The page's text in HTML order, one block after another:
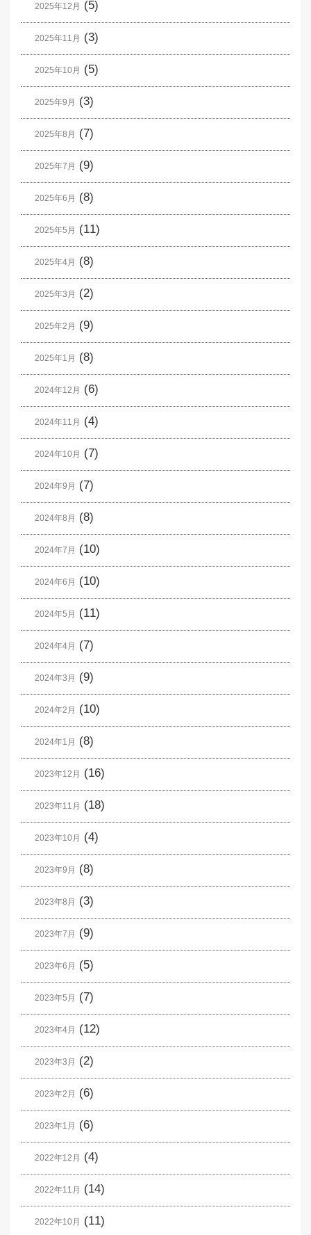
2025年12月 (5)
2025年11月 (3)
2025年10月 (5)
2025年9月 (3)
2025年8月 (7)
2025年7月 (9)
2025年6月 (8)
2025年5月 (11)
2025年4月 (8)
2025年3月 (2)
2025年2月 (9)
2025年1月 (8)
2024年12月 (6)
2024年11月 (4)
2024年10月 (7)
2024年9月 (7)
2024年8月 (8)
2024年7月 (10)
2024年6月 (10)
2024年5月 (11)
2024年4月 (7)
2024年3月 (9)
2024年2月 (10)
2024年1月 (8)
2023年12月 (16)
2023年11月 (18)
2023年10月 (4)
2023年9月 (8)
2023年8月 (3)
2023年7月 (9)
2023年6月 (5)
2023年5月 (7)
2023年4月 (12)
2023年3月 (2)
2023年2月 (6)
2023年1月 (6)
2022年12月 (4)
2022年11月 (14)
2022年10月 (11)